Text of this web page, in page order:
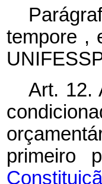
tempore ,
Art. 12.
primeiro